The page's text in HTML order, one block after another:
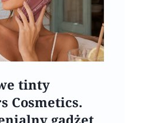
tinty
Cosmetics.